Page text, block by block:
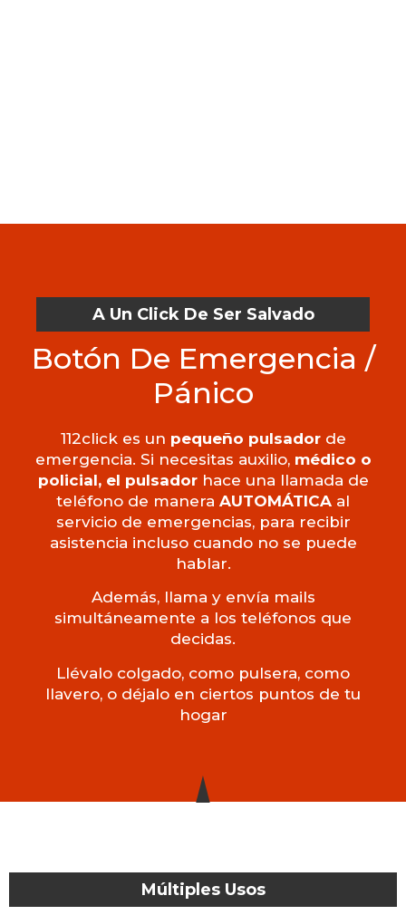
A Un Click De Ser Salvado
Botón De Emergencia /
Pánico
112click es un pequeño pulsadorde
emergencia. Si necesitas auxilio, médico o
policial, el pulsador hace una llamada de
teléfono de manera AUTOMÁTICA al
servicio de emergencias, para recibir
asistencia incluso cuando no se puede
hablar.
Además, llama y envía mails
simultáneamente a los teléfonos que
decidas.
Llévalo colgado, como pulsera, como
llavero, o déjalo en ciertos puntos de tu
hogar
Múltiples Usos